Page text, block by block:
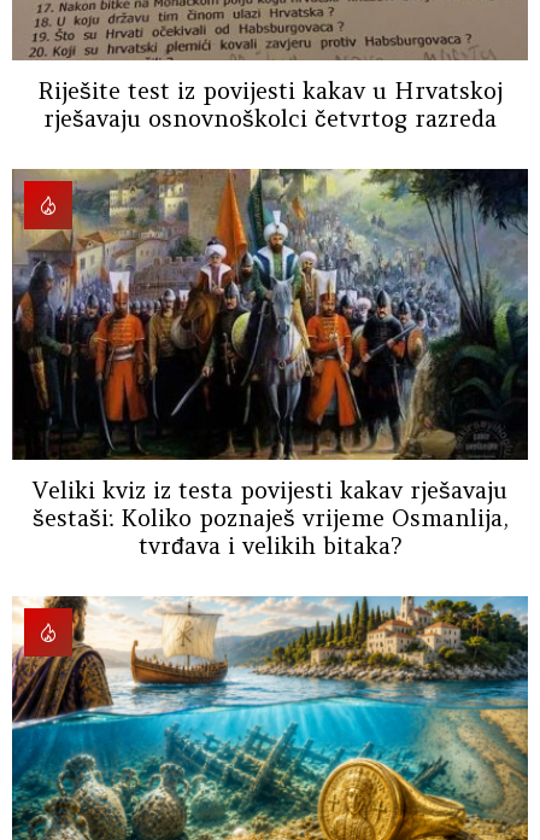
Riješite test iz povijesti kakav u Hrvatskoj
rješavaju osnovnoškolci četvrtog razreda
Veliki kviz iz testa povijesti kakav rješavaju
šestaši: Koliko poznaješ vrijeme Osmanlija,
tvrđava i velikih bitaka?